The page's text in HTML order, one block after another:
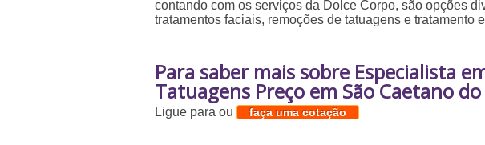
contando com os serviços da Dolce Corpo, são opções
tratamentos faciais, remoções de tatuagens e tratamento
Para saber mais sobre Especialista
Tatuagens Preço em São Caetano
Ligue paraou faça uma cotação